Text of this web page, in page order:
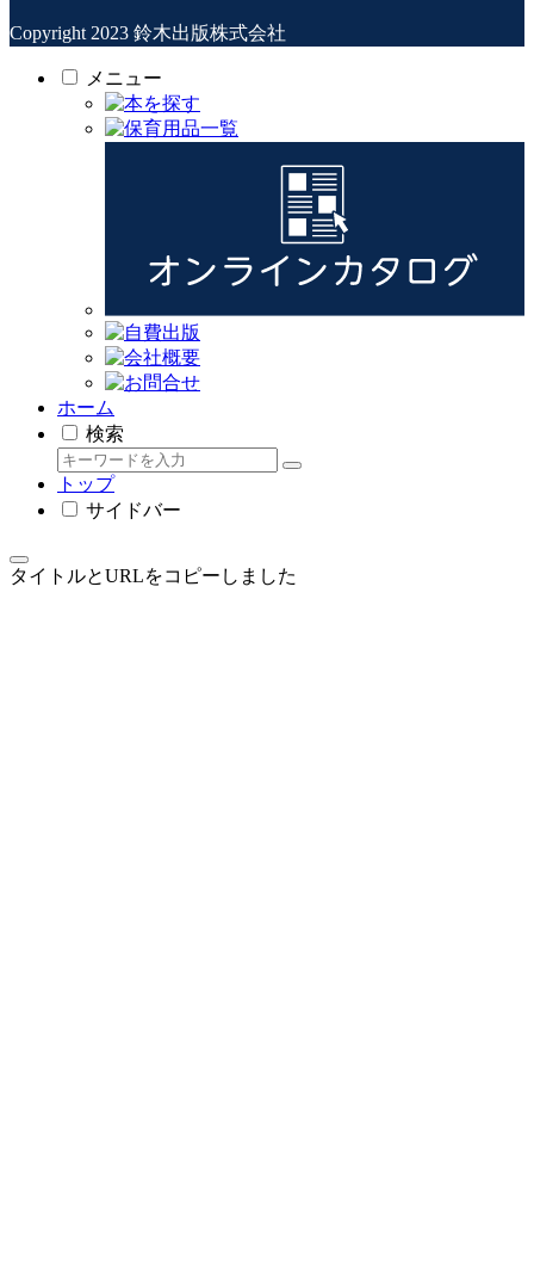
Copyright 2023 鈴木出版株式会社
メニュー
ホーム
検索
トップ
サイドバー
タイトルとURLをコピーしました